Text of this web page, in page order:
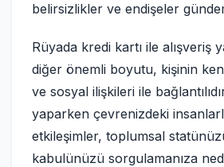
belirsizlikler ve endişeler
Rüyada kredi kartı ile alışveriş
diğer önemli boyutu, kişinin
ve sosyal ilişkileri ile
yaparken çevrenizdeki
etkileşimler, toplumsal
kabulünüzü sorgulamanıza